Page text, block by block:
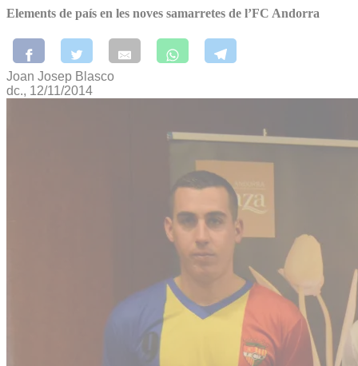
Elements de país en les noves samarretes de l’FC Andorra
Joan Josep Blasco
dc., 12/11/2014